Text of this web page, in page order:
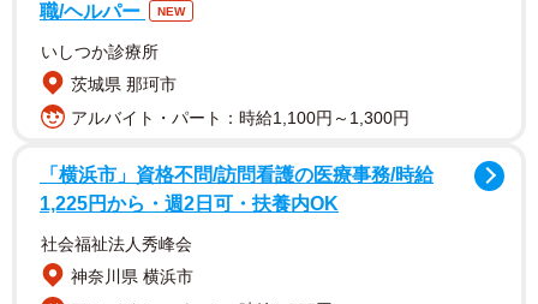
投稿したのは、「洗手院（千手院）」さん
（@senjuin1010）。岐阜県関市にある曹洞宗のお寺「千手
院」の住職・橋本絢也さんです。橋本さんがホームセンタ
じいさんから「あんたの方が先に待ってたやろ。入りや」
と自分の前に入るよう声を掛けられたとのこと。とてもう
れしかったそうですが、おじいさんにお礼を言ったものの
実際には入らず自分が並んでいた列のまま順番を待ったと
職/ヘルパー
NEW
いしつか診療所
茨城県 那珂市
アルバイト・パート：時給1,100円～1,300円
「横浜市」資格不問/訪問看護の医療事務/時給
1,225円から・週2日可・扶養内OK
社会福祉法人秀峰会
神奈川県 横浜市